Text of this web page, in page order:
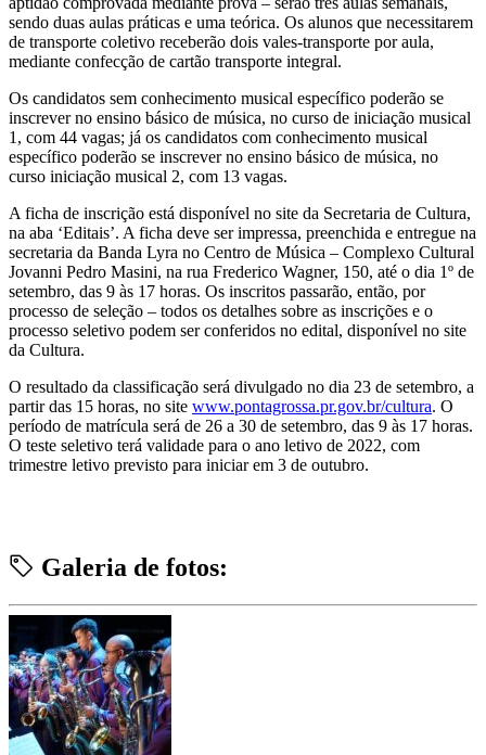
sendo duas aulas práticas e uma teórica. Os alunos que necessitarem
de transporte coletivo receberão dois vales-transporte por aula,
mediante confecção de cartão transporte integral.
Os candidatos sem conhecimento musical específico poderão se
inscrever no ensino básico de música, no curso de iniciação musical
1, com 44 vagas; já os candidatos com conhecimento musical
específico poderão se inscrever no ensino básico de música, no
curso iniciação musical 2, com 13 vagas.
A ficha de inscrição está disponível no site da Secretaria de Cultura,
na aba ‘Editais’. A ficha deve ser impressa, preenchida e entregue na
secretaria da Banda Lyra no Centro de Música – Complexo Cultural
Jovanni Pedro Masini, na rua Frederico Wagner, 150, até o dia 1º de
setembro, das 9 às 17 horas. Os inscritos passarão, então, por
processo de seleção – todos os detalhes sobre as inscrições e o
processo seletivo podem ser conferidos no edital, disponível no site
da Cultura.
O resultado da classificação será divulgado no dia 23 de setembro, a
partir das 15 horas, no site www.pontagrossa.pr.gov.br/cultura. O
período de matrícula será de 26 a 30 de setembro, das 9 às 17 horas.
O teste seletivo terá validade para o ano letivo de 2022, com
trimestre letivo previsto para iniciar em 3 de outubro.
Galeria de fotos: